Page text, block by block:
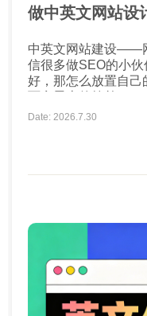
做中英文网站设
中英文网站建设——
信很多做SEO的小
好，那怎么放置自己
换 一项又一项研究证明，简单的网页设计比繁复的网
站有更多的转化率
了网站后，销售额
有的花哨的东西来
力实际上会产生相反
Date: 2026.7.30